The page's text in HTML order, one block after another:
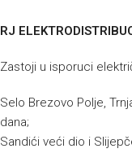
RJ
Zastoji u isporuci
Selo Brezovo Polje,
dana;
Sandići veći dio i